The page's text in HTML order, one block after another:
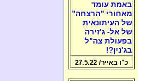
באמת עומד
מאחורי "הֵרַצחה"
של העיתונאית
של אל- ג'זירה
בפעולת צה"ל
בג'נין?!
כ"ו באייר/ 27.5.22